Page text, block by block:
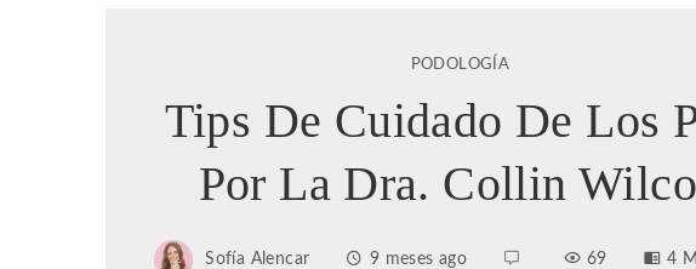
PODOLOGÍA
Tips De Cuidado De Los
Por La Dra. Collin
Sofía Alencar 9 meses ago 69 4